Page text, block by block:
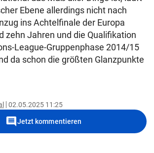
Ebene allerdings nicht nach
ins Achtelfinale der Europa
zehn Jahren und die Qualifikation
League-Gruppenphase 2014/15
da schon die größten Glanzpunkte
02.05.2025 11:25
commentJetzt kommentieren